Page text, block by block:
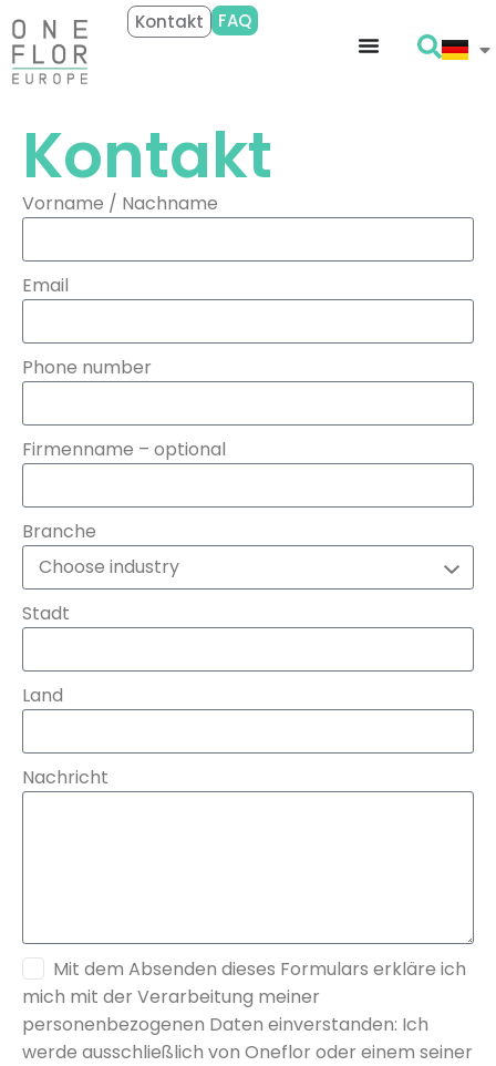
Kontakt FAQ
Kontakt
Vorname / Nachname
Email
Phone number
Firmenname – optional
Branche
Stadt
Land
Nachricht
Mit dem Absenden dieses Formulars erkläre ich
mich mit der Verarbeitung meiner
personenbezogenen Daten einverstanden: Ich
werde ausschließlich von Oneflor oder einem seiner